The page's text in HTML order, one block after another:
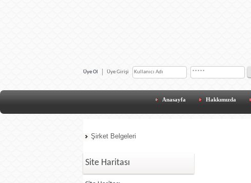
Üye Ol Üye Girişi
Anasayfa Hakkımızda
Şirket Belgeleri
Site Haritası